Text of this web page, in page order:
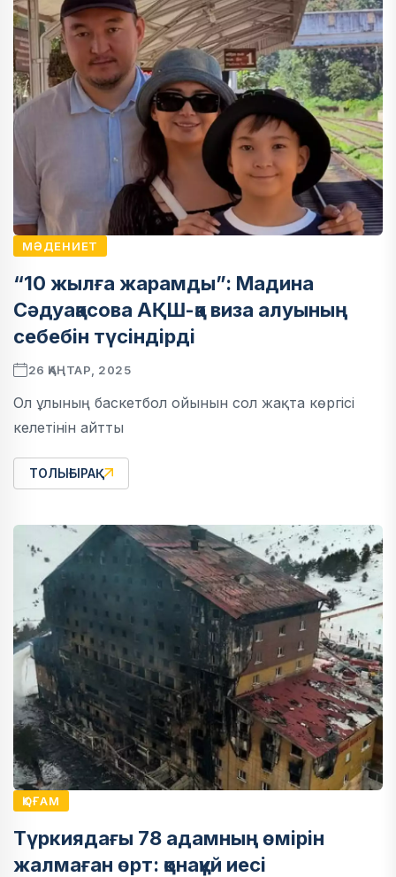
МӘДЕНИЕТ
“10 жылға жарамды”: Мадина
Сәдуақасова АҚШ-қа виза алуының
себебін түсіндірді
26 ҚАҢТАР, 2025
Ол ұлының баскетбол ойынын сол жақта көргісі
келетінін айтты
ТОЛЫҒЫРАҚ
ҚОҒАМ
Түркиядағы 78 адамның өмірін
жалмаған өрт: қонақүй иесі